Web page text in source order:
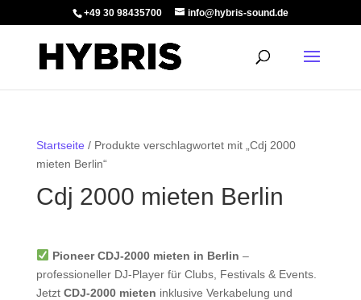
+49 30 98435700 info@hybris-sound.de
Startseite / Produkte verschlagwortet mit „Cdj 2000
mieten Berlin“
Cdj 2000 mieten Berlin
Pioneer CDJ-2000 mieten in Berlin –
professioneller DJ-Player für Clubs, Festivals & Events.
Jetzt CDJ-2000 mieten inklusive Verkabelung und